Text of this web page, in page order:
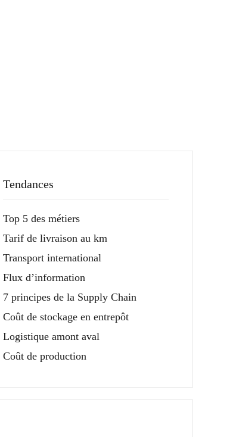
Tendances
Top 5 des métiers
Tarif de livraison au km
Transport international
Flux d’information
7 principes de la Supply Chain
Coût de stockage en entrepôt
Logistique amont aval
Coût de production